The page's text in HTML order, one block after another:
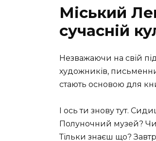
Міський
сучасній
Незважаючи на свій
художників,
стають основою для
І ось ти знову тут.
Полуночний музей?
Тільки знаєш що?